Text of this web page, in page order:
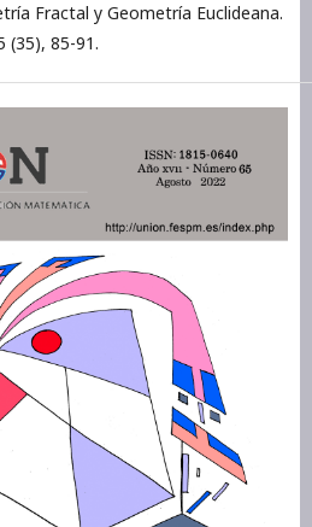
Fractal y Geometría Euclideana.
(35), 85-91.